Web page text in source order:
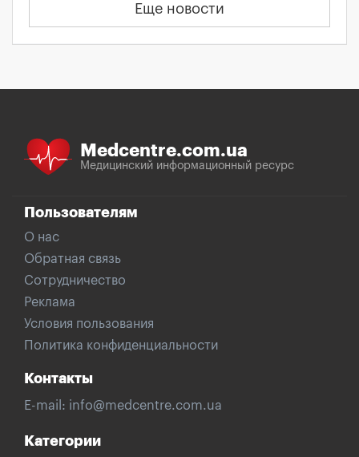
Еще новости
Medcentre.com.ua
Медицинский информационный ресурс
Пользователям
О нас
Обратная связь
Сотрудничество
Реклама
Условия пользования
Политика конфиденциальности
Контакты
E-mail: info@medcentre.com.ua
Категории